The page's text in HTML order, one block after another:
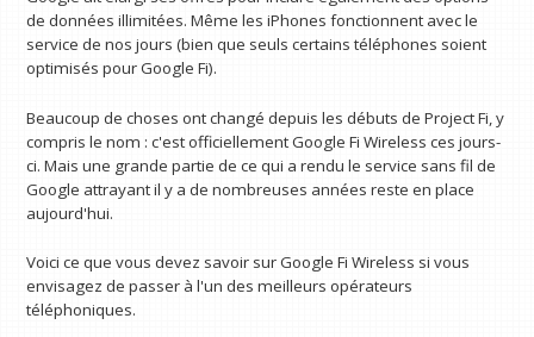
de données illimitées. Même les iPhones fonctionnent avec le
service de nos jours (bien que seuls certains téléphones soient
optimisés pour Google Fi).
Beaucoup de choses ont changé depuis les débuts de Project Fi, y
compris le nom : c'est officiellement Google Fi Wireless ces jours-
ci. Mais une grande partie de ce qui a rendu le service sans fil de
Google attrayant il y a de nombreuses années reste en place
aujourd'hui.
Voici ce que vous devez savoir sur Google Fi Wireless si vous
envisagez de passer à l'un des meilleurs opérateurs
téléphoniques.